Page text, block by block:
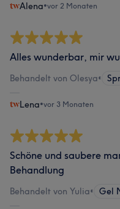
Alena•vor 2 Monaten
Alles wunderbar, mir
Behandelt von Olesya•
Lena•vor 3 Monaten
Schöne und saubere
Behandlung
Behandelt von Yulia• Gel